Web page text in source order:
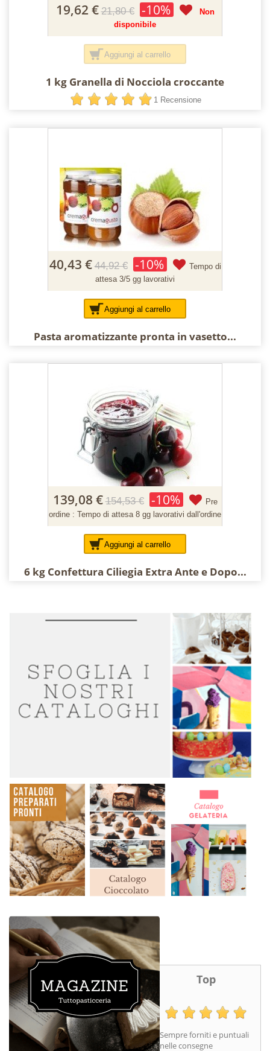
19,62 € 21,80 € -10%
Non
disponibile
Aggiungi al carrello
1 kg Granella di Nocciola croccante
1 Recensione
40,43 € 44,92 € -10%
Tempo di
attesa 3/5 gg lavorativi
Aggiungi al carrello
Pasta aromatizzante pronta in vasetto...
139,08 € 154,53 € -10%
Pre
ordine : Tempo di attesa 8 gg lavorativi dall'ordine
Aggiungi al carrello
6 kg Confettura Ciliegia Extra Ante e Dopo...
Top
Sempre forniti e puntuali
nelle consegne